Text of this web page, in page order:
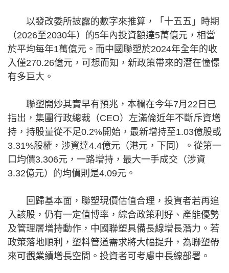
以發改委所披露的數字來推算，「十五五」時期
（2026至2030年）的5年內投資額達5萬億元，相當
於平均每年1萬億元。而中國聯塑於2024年全年的收
入僅270.26億元，可想而知，新政策帶來的潛在憧憬
有多巨大。
聯塑開炒其實早有預兆，本欄在今年7月22日已
指出，集團行政總裁（CEO）左滿倫近年不斷斥資增
持，持股量從不足0.2%開始，最新增持至1.03億股或
3.31%股權，涉資達4.4億元（港元，下同）。從第一
口均價3.306元，一路增持，最大一手成交（涉資
3.32億元）的均價則是4.09元。
回歸基本面，聯塑現價估值合理，投資者若再追
入該股，仍有一定值博率，綜合政策利好、產能優勢
及管理層增持動作，中國聯塑具備長線增長潛力。若
政策落地順利，塑料管道需求將大幅提升，為聯塑帶
來可觀業績增長空間。投資者可考慮中長線部署。